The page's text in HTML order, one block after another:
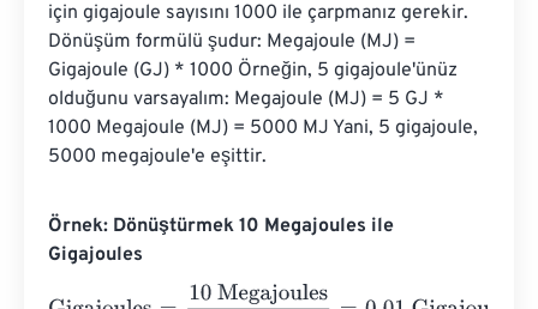
için gigajoule sayısını 1000 ile çarpmanız gerekir.
Dönüşüm formülü şudur: Megajoule (MJ) =
Gigajoule (GJ) * 1000 Örneğin, 5 gigajoule'ünüz
olduğunu varsayalım: Megajoule (MJ) = 5 GJ *
1000 Megajoule (MJ) = 5000 MJ Yani, 5 gigajoule,
5000 megajoule'e eşittir.
Örnek: Dönüştürmek 10 Megajoules ile
Gigajoules
Gigajoules
10 Megajoules1000= Gigajoules